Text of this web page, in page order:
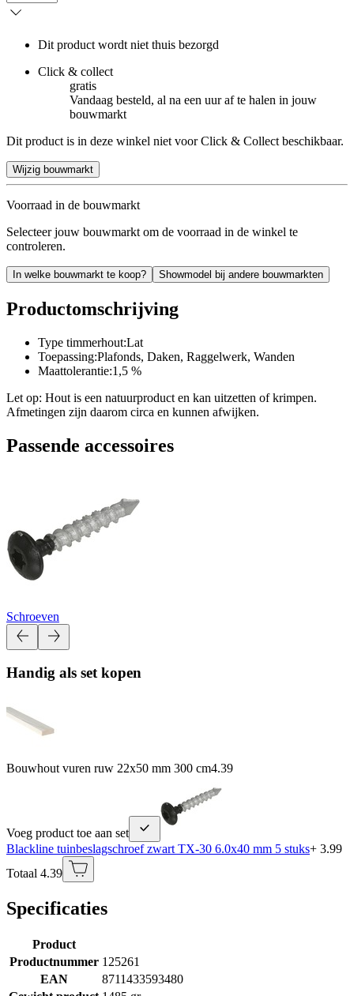
Dit product wordt niet thuis bezorgd
Click & collect
gratis
Vandaag besteld, al na een uur af te halen in jouw
bouwmarkt
Dit product is in deze winkel niet voor Click & Collect beschikbaar.
Wijzig bouwmarkt
Voorraad in de bouwmarkt
Selecteer jouw bouwmarkt om de voorraad in de winkel te
controleren.
In welke bouwmarkt te koop? Showmodel bij andere bouwmarkten
Productomschrijving
Type timmerhout:Lat
Toepassing:Plafonds, Daken, Raggelwerk, Wanden
Maattolerantie:1,5 %
Let op: Hout is een natuurproduct en kan uitzetten of krimpen.
Afmetingen zijn daarom circa en kunnen afwijken.
Passende accessoires
Schroeven
Handig als set kopen
Bouwhout vuren ruw 22x50 mm 300 cm4.39
Voeg product toe aan set
Blackline tuinbeslagschroef zwart TX-30 6.0x40 mm 5 stuks+ 3.99
Totaal 4.39
Specificaties
Product
Productnummer 125261
EAN
8711433593480